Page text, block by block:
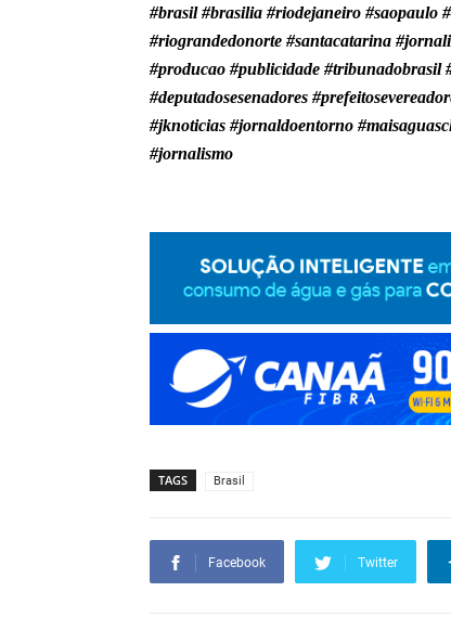
#brasil #brasilia #riodejaneiro #saopaulo
#riograndedonorte #santacatarina
#producao #publicidade
#deputadosesenadores
#jknoticias #jornaldoentorno
#jornalismo
TAGS Brasil
Facebook Twitter